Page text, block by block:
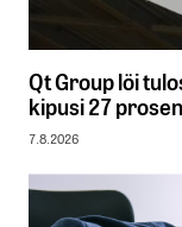
Qt Group löi
kipusi 27
7.8.2026